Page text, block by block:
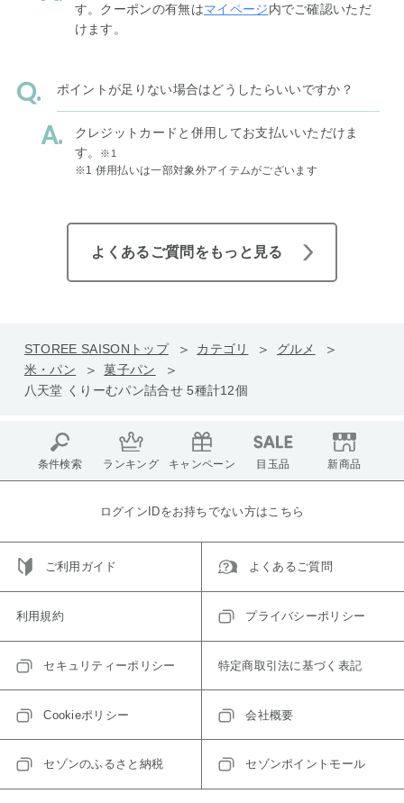
す。クーポンの有無はマイページ内でご確認いただ
けます。
ポイントが足りない場合はどうしたらいいですか？
クレジットカードと併用してお支払いいただけま
す。
※1
※1 併用払いは一部対象外アイテムがございます
よくあるご質問をもっと見る
STOREE SAISONトップ カテゴリ
グルメ
米・パン
菓子パン
八天堂 くりーむパン詰合せ 5種計12個
条件検索 ランキング キャンペーン 目玉品 新商品
ログインIDをお持ちでない方はこちら
ご利用ガイド よくあるご質問
利用規約 プライバシーポリシー
セキュリティーポリシー 特定商取引法に基づく表記
Cookieポリシー 会社概要
セゾンのふるさと納税 セゾンポイントモール